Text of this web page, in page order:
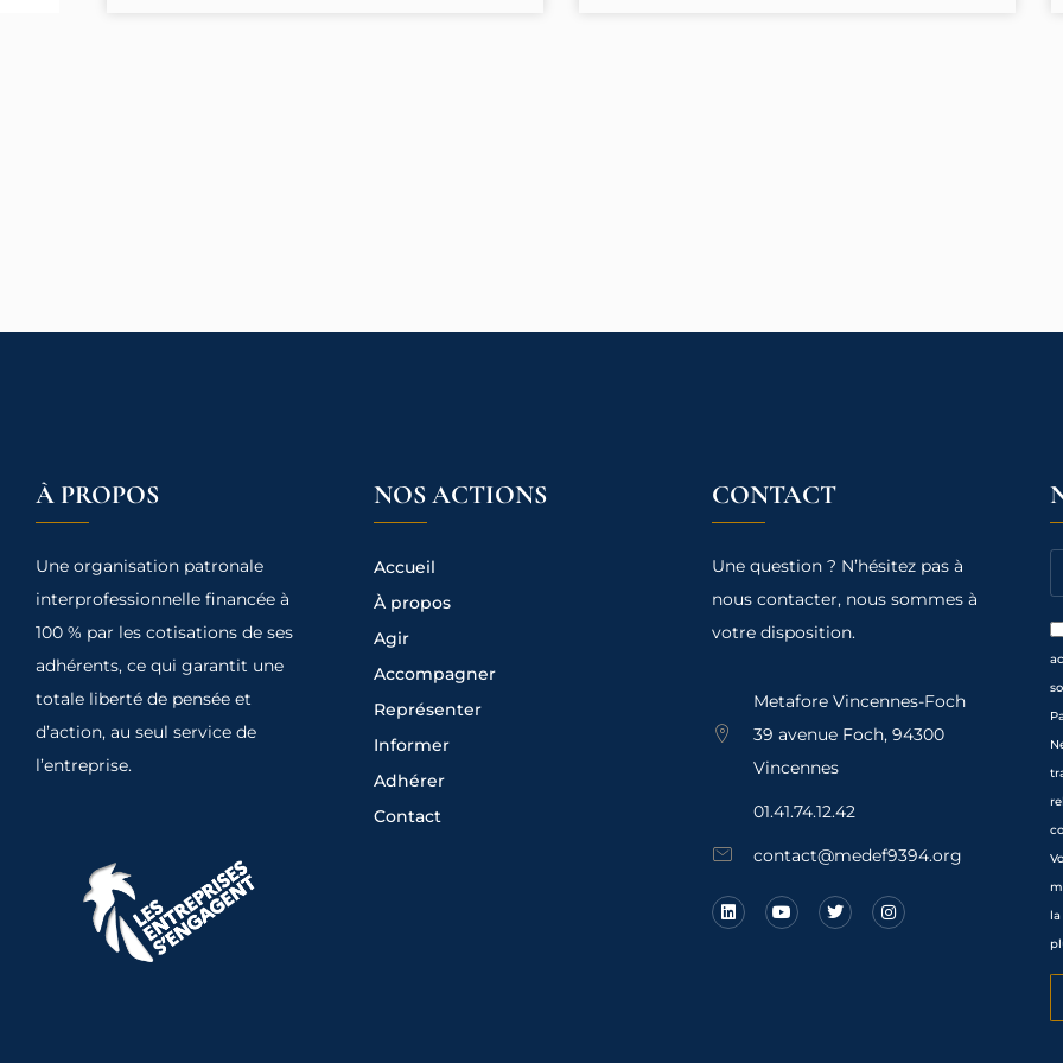
À PROPOS
Une organisation patronale
interprofessionnelle financée à
100 % par les cotisations de ses
adhérents, ce qui garantit une
totale liberté de pensée et
d’action, au seul service de
l’entreprise.
NOS ACTIONS
Accueil
À propos
Agir
Accompagner
Représenter
Informer
Adhérer
Contact
CONTACT
Une question ? N’hésitez pas à
nous contacter, nous sommes à
votre disposition.
Metafore Vincennes-Foch
39 avenue Foch, 94300
Vincennes
01.41.74.12.42
contact@medef9394.org